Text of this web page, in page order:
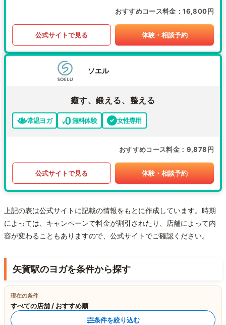
おすすめコース料金 16,800円
公式サイトで見る 体験・相談予約
ソエル
癒す、鍛える、整える
常温ヨガ 無料体験 女性専用
おすすめコース料金 9,878円
公式サイトで見る 体験・相談予約
上記の表は公式サイトに記載の情報をもとに作成しています。時期
によっては、キャンペーンで料金が割引されたり、店舗によって内
容が変わることもありますので、公式サイトでご確認ください。
矢賀駅のヨガを条件から探す
現在の条件
すべての店舗 / おすすめ順
条件を絞り込む